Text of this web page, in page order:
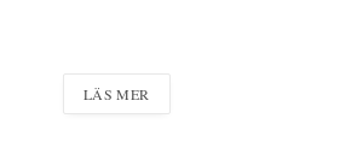
LÄS MER